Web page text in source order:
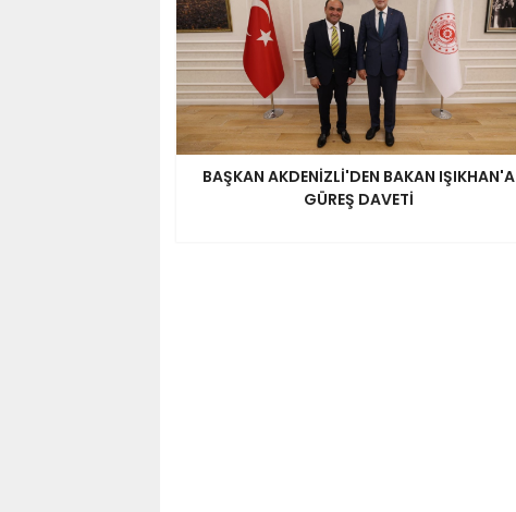
BAŞKAN AKDENİZLİ'DEN BAKAN IŞIKHAN'A
GÜREŞ DAVETİ